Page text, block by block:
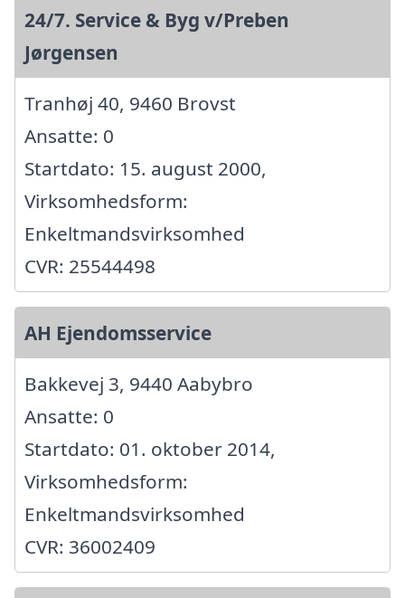
24/7. Service & Byg v/Preben
Jørgensen
Tranhøj 40, 9460 Brovst
Ansatte: 0
Startdato: 15. august 2000,
Virksomhedsform:
Enkeltmandsvirksomhed
CVR: 25544498
AH Ejendomsservice
Bakkevej 3, 9440 Aabybro
Ansatte: 0
Startdato: 01. oktober 2014,
Virksomhedsform:
Enkeltmandsvirksomhed
CVR: 36002409